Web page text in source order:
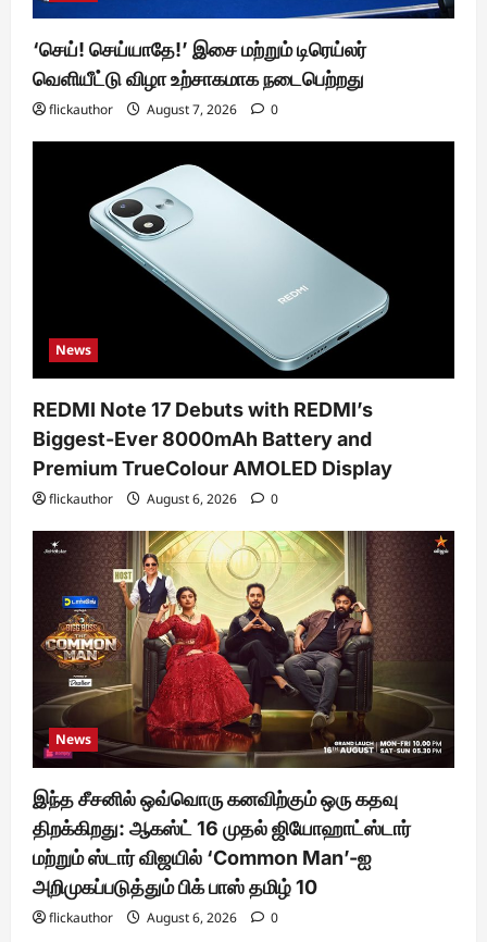
‘செய்! செய்யாதே!’ இசை மற்றும் டிரெய்லர்
வெளியீட்டு விழா உற்சாகமாக நடைபெற்றது
flickauthor August 7, 2026 0
News
REDMI Note 17 Debuts with REDMI’s
Biggest-Ever 8000mAh Battery and
Premium TrueColour AMOLED Display
flickauthor August 6, 2026 0
News
இந்த சீசனில் ஒவ்வொரு கனவிற்கும் ஒரு கதவு
திறக்கிறது: ஆகஸ்ட் 16 முதல் ஜியோஹாட்ஸ்டார்
மற்றும் ஸ்டார் விஜயில் ‘Common Man’-ஐ
அறிமுகப்படுத்தும் பிக் பாஸ் தமிழ் 10
flickauthor August 6, 2026 0